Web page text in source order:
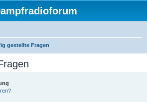
gestellte Fragen